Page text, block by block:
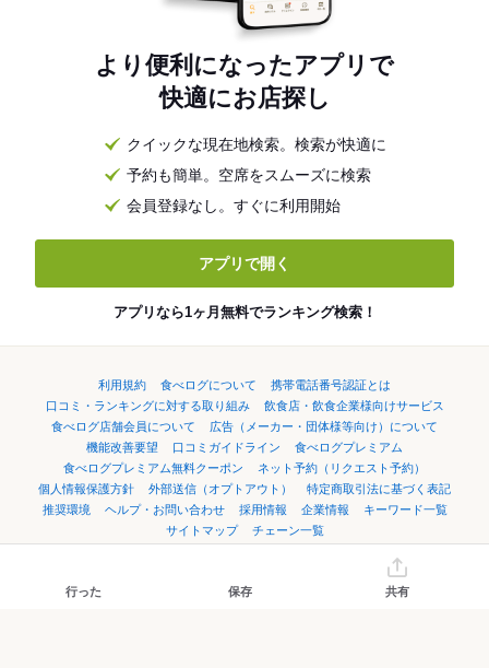
より便利になったアプリで
快適にお店探し
クイックな現在地検索。検索が快適に
予約も簡単。空席をスムーズに検索
会員登録なし。すぐに利用開始
アプリで開く
アプリなら1ヶ月無料でランキング検索！
利用規約 食べログについて
携帯電話番号認証とは
口コミ・ランキングに対する取り組み
飲食店・飲食企業様向けサービス
食べログ店舗会員について
広告（メーカー・団体様等向け）について
機能改善要望
口コミガイドライン
食べログプレミアム
食べログプレミアム無料クーポン
ネット予約（リクエスト予約）
個人情報保護方針
外部送信（オプトアウト）
特定商取引法に基づく表記
推奨環境
ヘルプ・お問い合わせ 採用情報 企業情報
キーワード一覧
サイトマップ
チェーン一覧
日本語
行った 保存 共有